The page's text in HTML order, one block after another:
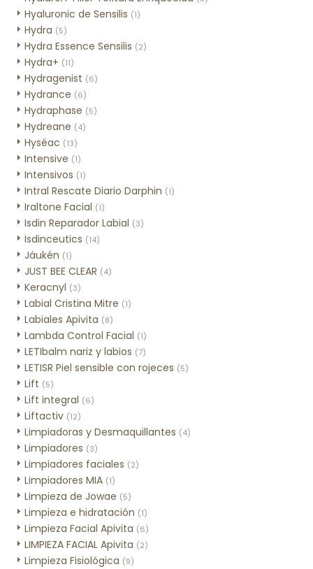
Hyaluronic de Sensilis (1)
Hydra (5)
Hydra Essence Sensilis (2)
Hydra+ (11)
Hydragenist (6)
Hydrance (6)
Hydraphase (5)
Hydreane (4)
Hyséac (13)
Intensive (1)
Intensivos (1)
Intral Rescate Diario Darphin (1)
Iraltone Facial (1)
Isdin Reparador Labial (3)
Isdinceutics (14)
Jáukén (1)
JUST BEE CLEAR (4)
Keracnyl (3)
Labial Cristina Mitre (1)
Labiales Apivita (8)
Lambda Control Facial (1)
LETIbalm nariz y labios (7)
LETISR Piel sensible con rojeces (5)
Lift (5)
Lift integral (6)
Liftactiv (12)
Limpiadoras y Desmaquillantes (4)
Limpiadores (3)
Limpiadores faciales (2)
Limpiadores MIA (1)
Limpieza de Jowae (5)
Limpieza e hidratación (1)
Limpieza Facial Apivita (6)
LIMPIEZA FACIAL Apivita (2)
Limpieza Fisiológica (9)